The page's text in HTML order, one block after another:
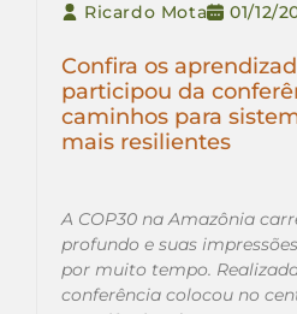
Ricardo Mota 01/12/
Confira os
participou da
caminhos para
mais resilientes
A COP30 na Amazônia
profundo e suas
por muito tempo.
conferência colocou no